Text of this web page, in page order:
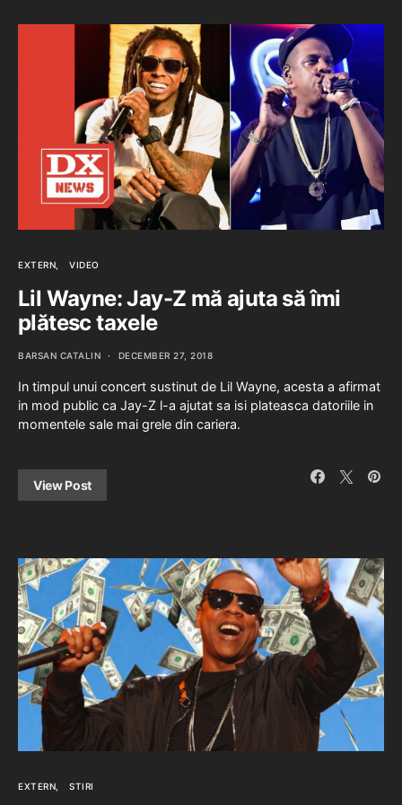
EXTERN VIDEO
Lil Wayne: Jay-Z mă ajuta să îmi
plătesc taxele
BARSAN CATALIN DECEMBER 27, 2018
In timpul unui concert sustinut de Lil Wayne, acesta a afirmat
in mod public ca Jay-Z l-a ajutat sa isi plateasca datoriile in
momentele sale mai grele din cariera.
View Post
EXTERN STIRI